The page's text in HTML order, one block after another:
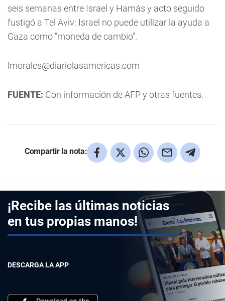
seis semanas entre Israel y Hamás y acto seguido
fustigó a Tel Aviv: Israel no puede utilizar la ayuda a
Gaza como "moneda de cambio".
lmorales@diariolasamericas.com
FUENTE: Con información de AFP y otras fuentes.
Compartir la nota:
¡Recibe las últimas noticias
en tus propias manos!
DESCARGA LA APP